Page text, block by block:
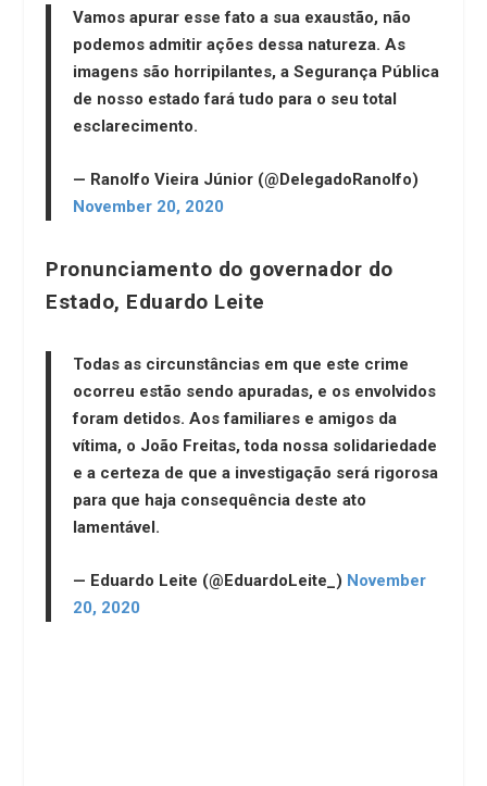
Vamos apurar esse fato a sua exaustão, não
podemos admitir ações dessa natureza. As
imagens são horripilantes, a Segurança Pública
de nosso estado fará tudo para o seu total
esclarecimento.
— Ranolfo Vieira Júnior (@DelegadoRanolfo)
November 20, 2020
Pronunciamento do governador do
Estado, Eduardo Leite
Todas as circunstâncias em que este crime
ocorreu estão sendo apuradas, e os envolvidos
foram detidos. Aos familiares e amigos da
vítima, o João Freitas, toda nossa solidariedade
e a certeza de que a investigação será rigorosa
para que haja consequência deste ato
lamentável.
— Eduardo Leite (@EduardoLeite_) November
20, 2020